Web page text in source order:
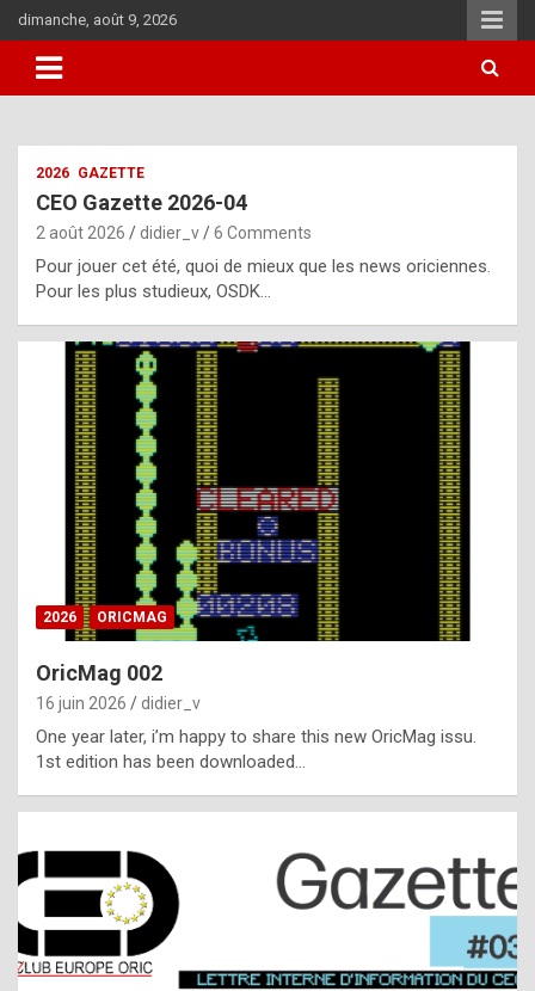
Skip
to
content
dimanche, août 9, 2026
i
u
l
y
d
i
ff
i
l
t
t
s
t
2026 GAZETTE
CEO Gazette 2026-04
2 août 2026 didier_v 6 Comments
Pour jouer cet été, quoi de mieux que les news oriciennes.
Pour les plus studieux, OSDK…
2026 ORICMAG
OricMag 002
16 juin 2026 didier_v
One year later, i’m happy to share this new OricMag issu.
1st edition has been downloaded…